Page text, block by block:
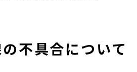
不具合について